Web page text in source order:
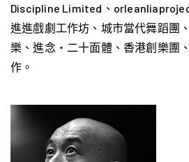
Discipline Limited、
進進戲劇工作坊、城市當代舞蹈團
樂、進念‧二十面體、香港創樂團
作。